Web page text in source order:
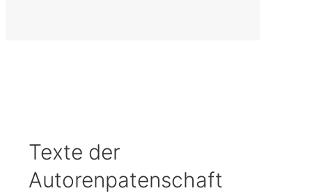
Texte der
Autorenpatenschaft